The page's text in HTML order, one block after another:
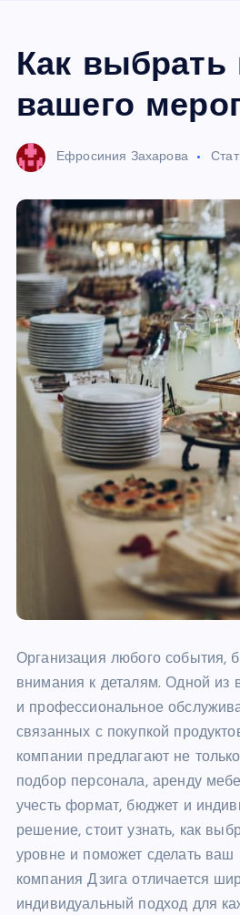
Как выбрать
вашего
Ефросиния Захарова
Организация любого события,
внимания к деталям. Одной из
и профессиональное
связанных с покупкой
компании предлагают не
подбор персонала, аренду
учесть формат, бюджет и
решение, стоит узнать, как
уровне и поможет сделать
компания Дзига отличается
индивидуальный подход для